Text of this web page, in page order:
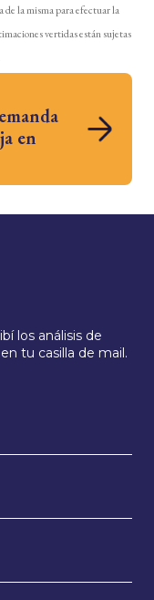
la misma para efectuar la
vertidas están sujetas
en
los análisis de
tu casilla de mail.